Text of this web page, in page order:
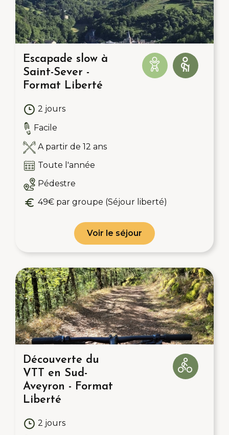
Escapade slow à
Saint-Sever -
Format Liberté
2 jours
Facile
A partir de 12 ans
Toute l'année
Pédestre
49€ par groupe (Séjour liberté)
Voir le séjour
Découverte du
VTT en Sud-
Aveyron - Format
Liberté
2 jours